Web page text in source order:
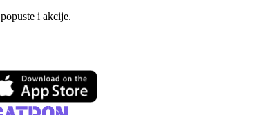
i akcije.